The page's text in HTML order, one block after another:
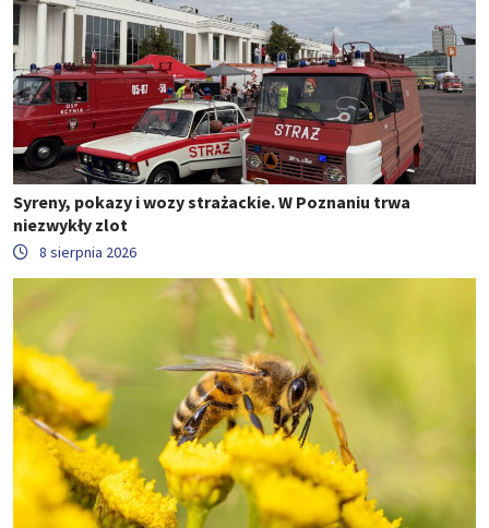
Syreny, pokazy i wozy strażackie. W Poznaniu trwa
niezwykły zlot
8 sierpnia 2026